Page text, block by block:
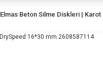
Elmas Beton Silme Diskleri | Karot